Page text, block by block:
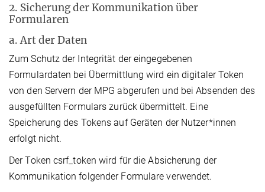
2. Sicherung der Kommunikation über
Formularen
a. Art der Daten
Zum Schutz der Integrität der eingegebenen
Formulardaten bei Übermittlung wird ein digitaler Token
von den Servern der MPG abgerufen und bei Absenden des
ausgefüllten Formulars zurück übermittelt. Eine
Speicherung des Tokens auf Geräten der Nutzer*innen
erfolgt nicht.
Der Token csrf_token wird für die Absicherung der
Kommunikation folgender Formulare verwendet.